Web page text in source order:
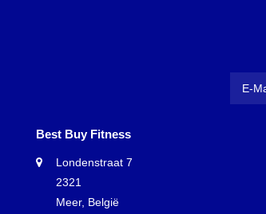
Best Buy Fitness
Londenstraat 7
2321
Meer, België